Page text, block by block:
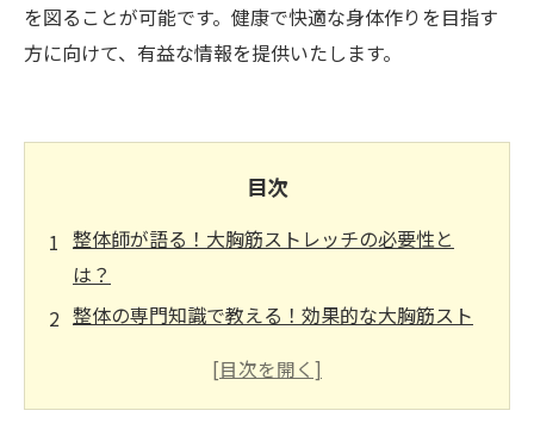
を図ることが可能です。健康で快適な身体作りを目指す
方に向けて、有益な情報を提供いたします。
目次
整体師が語る！大胸筋ストレッチの必要性と
は？
整体の専門知識で教える！効果的な大胸筋スト
ストレッチ後に感じる変化とは？血流改善と姿